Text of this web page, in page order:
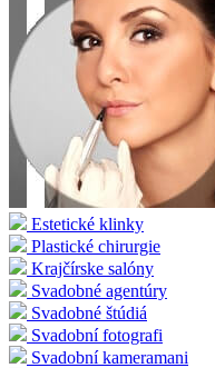
Estetické klinky
Plastické chirurgie
Krajčírske salóny
Svadobné agentúry
Svadobné štúdiá
Svadobní fotografi
Svadobní kameramani